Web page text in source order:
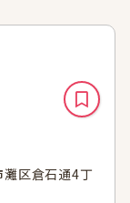
区倉石通4丁